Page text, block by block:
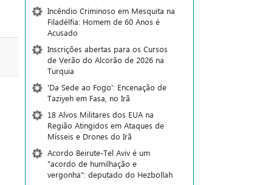
Incêndio Criminoso em Mesquita na
Filadélfia: Homem de 60 Anos é
Acusado
Inscrições abertas para os Cursos
de Verão do Alcorão de 2026 na
Turquia
'Da Sede ao Fogo': Encenação de
Taziyeh em Fasa, no Irã
18 Alvos Militares dos EUA na
Região Atingidos em Ataques de
Mísseis e Drones do Irã
Acordo Beirute-Tel Aviv é um
"acordo de humilhação e
vergonha": deputado do Hezbollah